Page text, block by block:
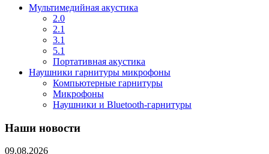
Мультимедийная акустика
2.0
2.1
3.1
5.1
Портативная акустика
Наушники гарнитуры микрофоны
Компьютерные гарнитуры
Микрофоны
Наушники и Bluetooth-гарнитуры
Наши новости
09.08.2026